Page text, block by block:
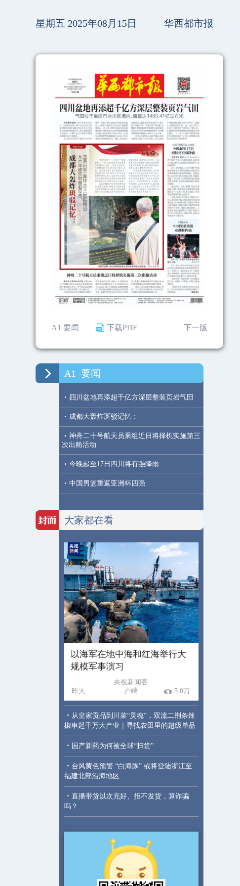
星期五 2025年08月15日 华西都市报
A1 要闻 下载PDF 下一版
A1 要闻
· 四川盆地再添超千亿方深层整装页岩气田
· 成都大轰炸斑驳记忆：
· 神舟二十号航天员乘组近日将择机实施第三
次出舱活动
· 今晚起至17日四川将有强降雨
· 中国男篮重返亚洲杯四强
大家都在看
以海军在地中海和红海举行大
规模军事演习
昨天
央视新闻客
户端
5.0万
· 从皇家贡品到川菜“灵魂”，双流二荆条辣
椒串起千万大产业｜寻找农田里的超级单品
· 国产新药为何被全球“扫货”
· 台风黄色预警 “白海豚” 或将登陆浙江至
福建北部沿海地区
· 直播带货以次充好、拒不发货，算诈骗
吗？